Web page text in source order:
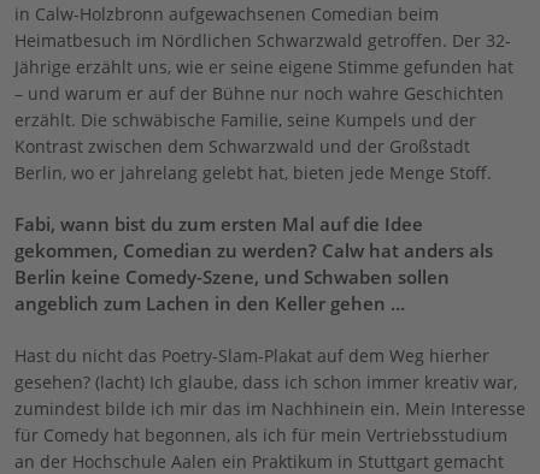
in Calw-Holzbronn aufgewachsenen Comedian beim
Heimatbesuch im Nördlichen Schwarzwald getroffen. Der 32-
Jährige erzählt uns, wie er seine eigene Stimme gefunden hat
– und warum er auf der Bühne nur noch wahre Geschichten
erzählt. Die schwäbische Familie, seine Kumpels und der
Kontrast zwischen dem Schwarzwald und der Großstadt
Berlin, wo er jahrelang gelebt hat, bieten jede Menge Stoff.
Fabi, wann bist du zum ersten Mal auf die Idee
gekommen, Comedian zu werden? Calw hat anders als
Berlin keine Comedy-Szene, und Schwaben sollen
angeblich zum Lachen in den Keller gehen …
Hast du nicht das Poetry-Slam-Plakat auf dem Weg hierher
gesehen? (lacht) Ich glaube, dass ich schon immer kreativ war,
zumindest bilde ich mir das im Nachhinein ein. Mein Interesse
für Comedy hat begonnen, als ich für mein Vertriebsstudium
an der Hochschule Aalen ein Praktikum in Stuttgart gemacht